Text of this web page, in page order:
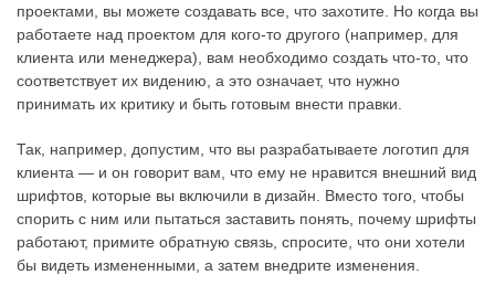
проектами, вы можете создавать все, что захотите. Но когда вы
работаете над проектом для кого-то другого (например, для
клиента или менеджера), вам необходимо создать что-то, что
соответствует их видению, а это означает, что нужно
принимать их критику и быть готовым внести правки.
Так, например, допустим, что вы разрабатываете логотип для
клиента — и он говорит вам, что ему не нравится внешний вид
шрифтов, которые вы включили в дизайн. Вместо того, чтобы
спорить с ним или пытаться заставить понять, почему шрифты
работают, примите обратную связь, спросите, что они хотели
бы видеть измененными, а затем внедрите изменения.